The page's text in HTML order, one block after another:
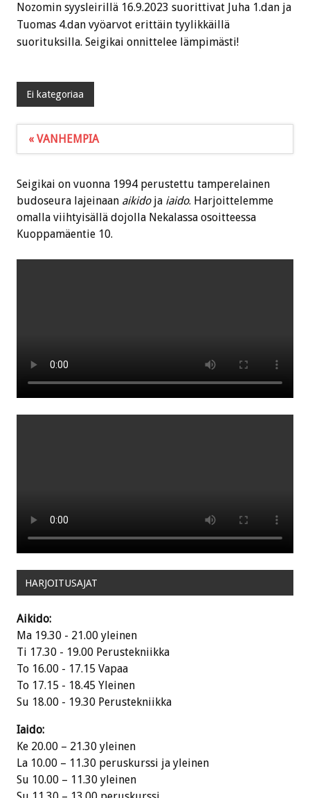
Nozomin syysleirillä 16.9.2023 suorittivat Juha 1.dan ja
Tuomas 4.dan vyöarvot erittäin tyylikkäillä
suorituksilla. Seigikai onnittelee lämpimästi!
Ei kategoriaa
« VANHEMPIA
Seigikai on vuonna 1994 perustettu tamperelainen
budoseura lajeinaan aikidoja iaido. Harjoittelemme
omalla viihtyisällä dojolla Nekalassa osoitteessa
Kuoppamäentie 10.
HARJOITUSAJAT
Aikido:
Ma 19.30 - 21.00 yleinen
Ti 17.30 - 19.00 Perustekniikka
To 16.00 - 17.15 Vapaa
To 17.15 - 18.45 Yleinen
Su 18.00 - 19.30 Perustekniikka
Iaido:
Ke 20.00 – 21.30 yleinen
La 10.00 – 11.30 peruskurssi ja yleinen
Su 10.00 – 11.30 yleinen